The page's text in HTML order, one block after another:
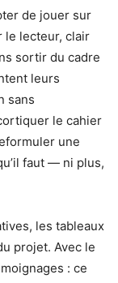
de jouer sur
le lecteur, clair
sortir du cadre
leurs
sans
le cahier
une
faut — ni plus,
les tableaux
projet. Avec le
: ce